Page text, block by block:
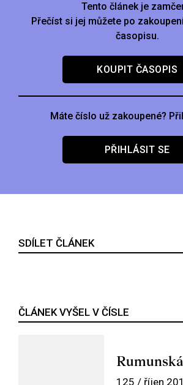
Tento článek je
Přečíst si jej můžete po
časopisu.
KOUPIT ČASOPIS
Máte číslo už zakoupené?
PŘIHLÁSIT SE
SDÍLET ČLÁNEK
ČLÁNEK VYŠEL V ČÍSLE
125 / říjen